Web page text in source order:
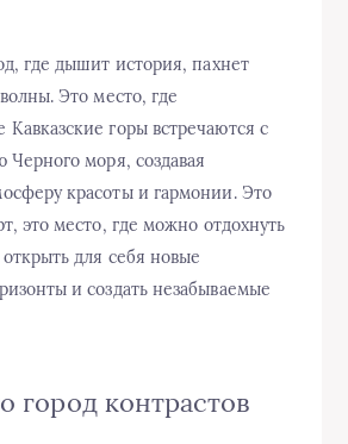
где дышит история, пахнет
Это место, где
Кавказские горы встречаются с
Черного моря, создавая
красоты и гармонии. Это
это место, где можно отдохнуть
для себя новые
и создать незабываемые
город контрастов